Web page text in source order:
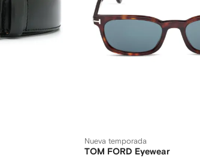
Nueva temporada
TOM FORD Eyewear